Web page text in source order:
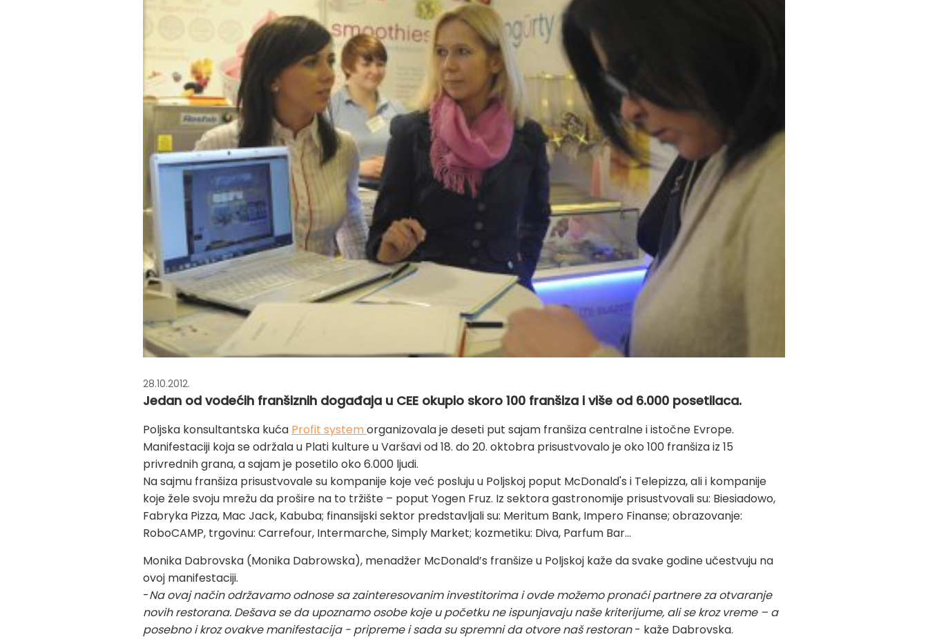
28.10.2012.
Jedan od vodećih franšiznih događaja u CEE okupio skoro 100 franšiza i više od 6.000 posetilaca.
Poljska konsultantska kuća Profit systemorganizovala je deseti put sajam franšiza centralne i istočne Evrope.
Manifestaciji koja se održala u Plati kulture u Varšavi od 18. do 20. oktobra prisustvovalo je oko 100 franšiza iz 15
privrednih grana, a sajam je posetilo oko 6.000 ljudi.
Na sajmu franšiza prisustvovale su kompanije koje već posluju u Poljskoj poput McDonald's i Telepizza, ali i kompanije
koje žele svoju mrežu da prošire na to tržište – poput Yogen Fruz. Iz sektora gastronomije prisustvovali su: Biesiadowo,
Fabryka Pizza, Mac Jack, Kabuba; finansijski sektor predstavljali su: Meritum Bank, Impero Finanse; obrazovanje:
RoboCAMP, trgovinu: Carrefour, Intermarche, Simply Market; kozmetiku: Diva, Parfum Bar…
Monika Dabrovska (Monika Dabrowska), menadžer McDonald’s franšize u Poljskoj kaže da svake godine učestvuju na
ovoj manifestaciji.
-Na ovaj način održavamo odnose sa zainteresovanim investitorima i ovde možemo pronaći partnere za otvaranje
novih restorana. Dešava se da upoznamo osobe koje u početku ne ispunjavaju naše kriterijume, ali se kroz vreme – a
posebno i kroz ovakve manifestacija - pripreme i sada su spremni da otvore naš restoran- kaže Dabrovska.